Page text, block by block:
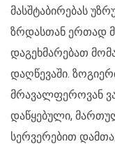
მასშტაბირებას
ზრდასთან ერთად
დაგეხმარებათ
დაღწევაში.
მრავალფეროვან
დაწყებული,
სერვერებით